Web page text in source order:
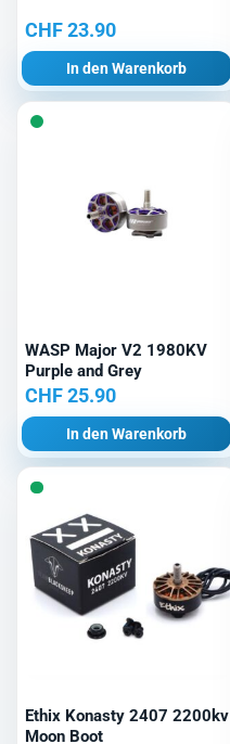
CHF23.90
In den Warenkorb
WASP Major V2 1980KV
Purple and Grey
CHF25.90
In den Warenkorb
Ethix Konasty 2407 2200kv
Moon Boot